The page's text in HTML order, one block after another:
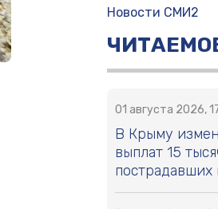
Новости СМИ2
01 августа 2026,
В Крыму
выплат 15
пострадавших